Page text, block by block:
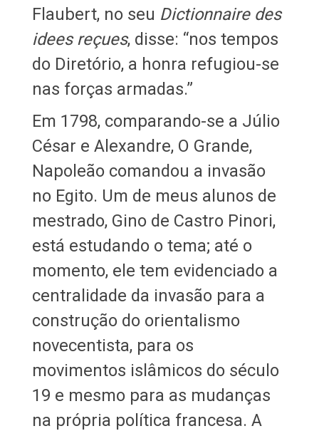
Flaubert, no seu Dictionnaire des
idees reçues, disse: “nos tempos
do Diretório, a honra refugiou-se
nas forças armadas.”
Em 1798, comparando-se a Júlio
César e Alexandre, O Grande,
Napoleão comandou a invasão
no Egito. Um de meus alunos de
mestrado, Gino de Castro Pinori,
está estudando o tema; até o
momento, ele tem evidenciado a
centralidade da invasão para a
construção do orientalismo
novecentista, para os
movimentos islâmicos do século
19 e mesmo para as mudanças
na própria política francesa. A